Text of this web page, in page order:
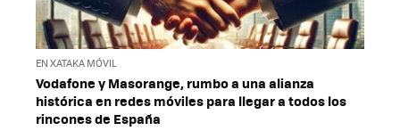
EN XATAKA MÓVIL
Vodafone y Masorange, rumbo a una alianza
histórica en redes móviles para llegar a todos los
rincones de España